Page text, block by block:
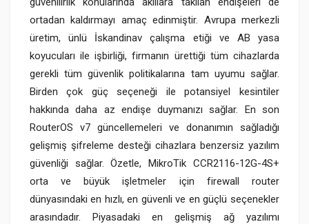
ortadan kaldırmayı amaç edinmiştir. Avrupa merkezli
üretim, ünlü İskandinav çalışma etiği ve AB yasa
koyucuları ile işbirliği, firmanın ürettiği tüm cihazlarda
gerekli tüm güvenlik politikalarına tam uyumu sağlar.
Birden çok güç seçeneği ile potansiyel kesintiler
hakkında daha az endişe duymanızı sağlar. En son
RouterOS v7 güncellemeleri ve donanımın sağladığı
gelişmiş şifreleme desteği cihazlara benzersiz yazılım
güvenliği sağlar. Özetle, MikroTik CCR2116-12G-4S+
orta ve büyük işletmeler için firewall router
dünyasındaki en hızlı, en güvenli ve en güçlü seçenekler
arasındadır. Piyasadaki en gelişmiş ağ yazılımı